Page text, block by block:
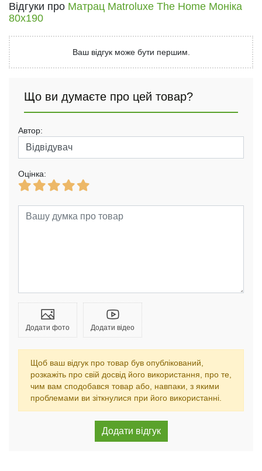
Відгуки про Матрац Matroluxe The Home Моніка
80x190
Ваш відгук може бути першим.
Що ви думаєте про цей товар?
Автор:
Оцінка:
Додати фото Додати відео
Щоб ваш відгук про товар був опублікований,
розкажіть про свій досвід його використання, про те,
чим вам сподобався товар або, навпаки, з якими
проблемами ви зіткнулися при його використанні.